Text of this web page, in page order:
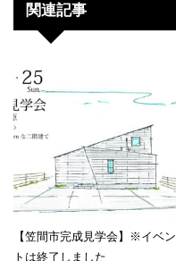
関連記事
【笠間市完成見学会】※イベン
トは終了しました